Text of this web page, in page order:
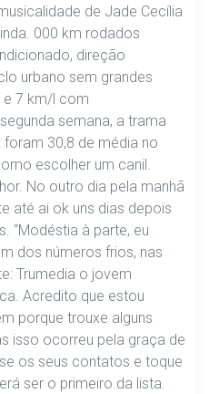
de Jade Cecília
000 km rodados
direção
urbano sem grandes
e 7 km/l com
semana, a trama
30,8 de média no
escolher um canil.
No outro dia pela manhã
até ai ok uns dias depois
“Modéstia à parte, eu
dos números frios, nas
Trumedia o jovem
Acredito que estou
porque trouxe alguns
isso ocorreu pela graça de
os seus contatos e toque
ser o primeiro da lista.